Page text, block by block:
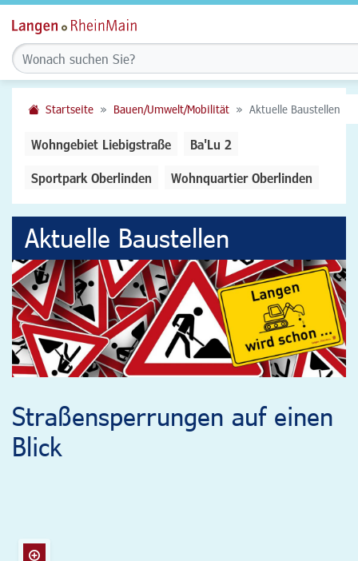
Startseite Bauen/Umwelt/Mobilität Aktuelle Baustellen
Wohngebiet Liebigstraße Ba'Lu 2
Sportpark Oberlinden Wohnquartier Oberlinden
Aktuelle Baustellen
Straßensperrungen auf einen
Blick